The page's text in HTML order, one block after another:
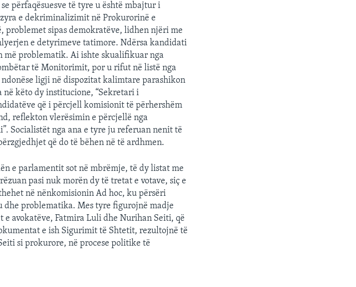
përfaqësuesve të tyre u është mbajtur i
e dekriminalizimit në Prokurorinë e
problemet sipas demokratëve, lidhen njëri me
e detyrimeve tatimore. Ndërsa kandidati
më problematik. Ai ishte skualifikuar nga
të Monitorimit, por u rifut në listë nga
ligji në dispozitat kalimtare parashikon
në këto dy institucione, “Sekretari i
që i përcjell komisionit të përhershëm
reflekton vlerësimin e përcjellë nga
Socialistët nga ana e tyre ju referuan nenit të
që do të bëhen në të ardhmen.
e parlamentit sot në mbrëmje, të dy listat me
pasi nuk morën dy të tretat e votave, siç e
në nënkomisionin Ad hoc, ku përsëri
dhe problematika. Mes tyre figurojnë madje
e avokatëve, Fatmira Luli dhe Nurihan Seiti, që
e ish Sigurimit të Shtetit, rezultojnë të
si prokurore, në procese politike të